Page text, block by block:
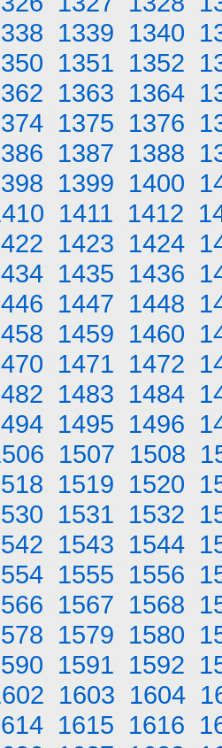
1339 1340
1351 1352
1363 1364
1375 1376
1387 1388
1399 1400
1411 1412
1423 1424
1435 1436
1447 1448
1459 1460
1471 1472
1483 1484
1495 1496
1507 1508
1519 1520
1531 1532
1543 1544
1555 1556
1567 1568
1579 1580
1591 1592
1603 1604
1615 1616